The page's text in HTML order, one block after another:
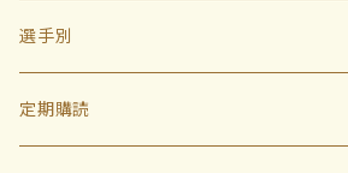
選手別
投手
定期購読